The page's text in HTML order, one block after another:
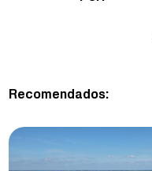
Recomendados: